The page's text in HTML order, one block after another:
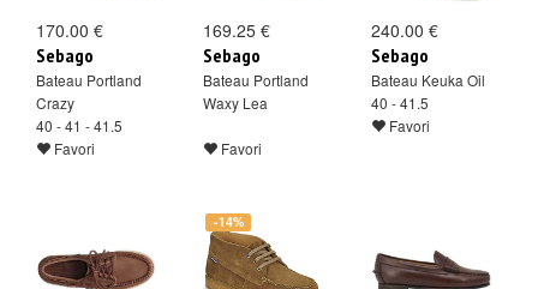
170.00 €
Sebago
Bateau Portland
Crazy
40 - 41 - 41.5
Favori
169.25 €
Sebago
Bateau Portland
Waxy Lea
Favori
240.00 €
Sebago
Bateau Keuka Oil
40 - 41.5
Favori
-14%